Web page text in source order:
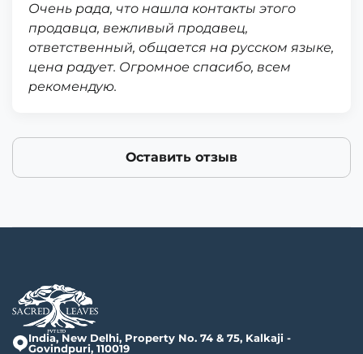
Очень рада, что нашла контакты этого
продавца, вежливый продавец,
ответственный, общается на русском языке,
цена радует. Огромное спасибо, всем
рекомендую.
Оставить отзыв
India, New Delhi, Property No. 74 & 75, Kalkaji -
Govindpuri, 110019